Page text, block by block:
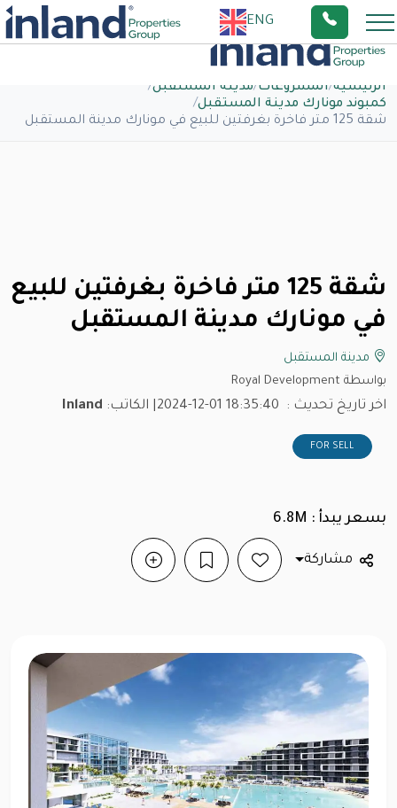
ENG
الرئيسية/المشروعات/مدينة المستقبل/
كمبوند مونارك مدينة المستقبل/
شقة 125 متر فاخرة بغرفتين للبيع في مونارك مدينة المستقبل
شقة 125 متر فاخرة بغرفتين للبيع
في مونارك مدينة المستقبل
مدينة المستقبل
بواسطة Royal Development
اخر تاريخ تحديث : 2024-12-01 18:35:40 | الكاتب: Inland
FOR SELL
بسعر يبدأ : 6.8M
مشاركة